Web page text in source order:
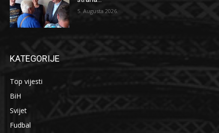
5. Augusta 2026.
KATEGORIJE
Top vijesti
BiH
Svijet
Fudbal